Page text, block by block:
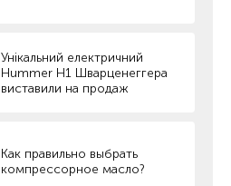
Унікальний електричний
Hummer H1 Шварценеггера
виставили на продаж
Как правильно выбрать
компрессорное масло?